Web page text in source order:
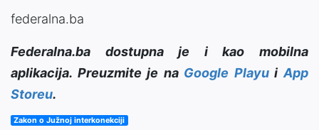
federalna.ba
Federalna.ba dostupna je i kao mobilna
aplikacija. Preuzmite je na Google PlayuiApp
Storeu.
Zakon o Južnoj interkonekciji